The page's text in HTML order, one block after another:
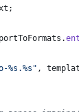
;
.
%s.%s" ,